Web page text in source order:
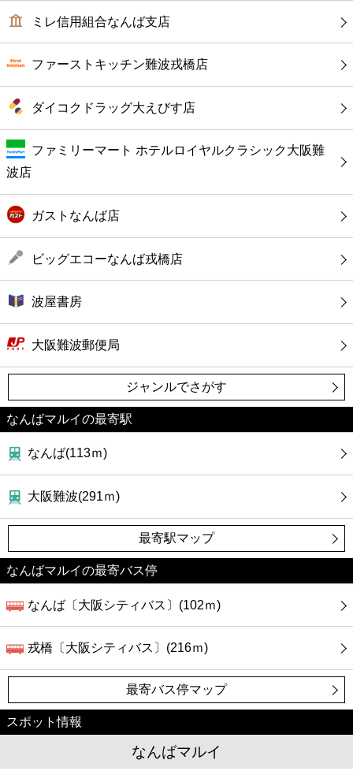
病院
ホテル
ミレ信用組合なんば支店
ファーストキッチン難波戎橋店
ダイコクドラッグ大えびす店
ファミリーマート ホテルロイヤルクラシック大阪難
波店
ガストなんば店
ビッグエコーなんば戎橋店
波屋書房
大阪難波郵便局
ジャンルでさがす
なんばマルイの最寄駅
なんば(113ｍ)
大阪難波(291ｍ)
最寄駅マップ
なんばマルイの最寄バス停
なんば〔大阪シティバス〕(102ｍ)
戎橋〔大阪シティバス〕(216ｍ)
最寄バス停マップ
スポット情報
なんばマルイ